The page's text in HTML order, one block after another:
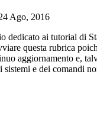
Ago, 2016
dedicato ai tutorial di
questa rubrica
aggiornamento e,
sistemi e dei comandi